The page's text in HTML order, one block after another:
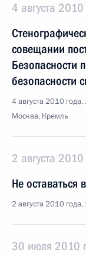
4 августа
совещании
Безопасности
безопасности
4 августа 2010
Москва, Кремль
2 августа
Не оставаться
2 августа 2010
30 июля 2010